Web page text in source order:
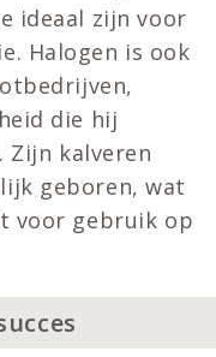
ideaal zijn voor
Halogen is ook
die hij
Zijn kalveren
geboren, wat
voor gebruik op